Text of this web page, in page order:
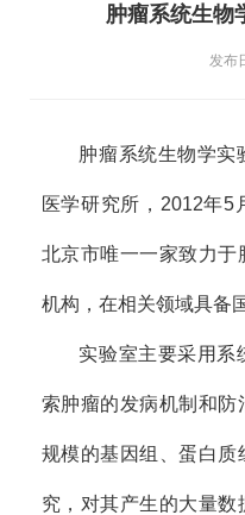
肿瘤系统生物
发布
肿瘤系统生物学实
医学研究所，2012年5
北京市唯一一家致力于
机构，在相关领域具备
实验室主要采用系
索肿瘤的发病机制和防
规模的基因组、蛋白质
究，对其产生的大量数